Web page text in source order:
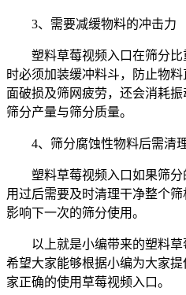
3、需要减缓物料的冲击力
塑料草莓视频入口在筛分比
时必须加装缓冲料斗，防止物
面破损及筛网疲劳，还会消耗
筛分产量与筛分质量。
4、筛分腐蚀性物料后需清
塑料草莓视频入口如果筛分
用过后需要及时清理干净整个
影响下一次的筛分使用。
以上就是小编带来的塑料草
希望大家能够根据小编为大家
家正确的使用草莓视频入口。